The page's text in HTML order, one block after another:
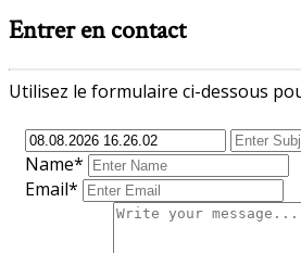
Entrer en contact
Utilisez le formulaire ci-dessous
Name*
Email*